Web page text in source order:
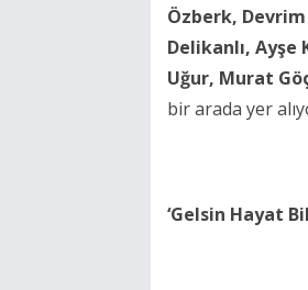
Özberk,
Delikanlı, Ayşe
Uğur, Murat
bir arada yer
‘Gelsin Hayat